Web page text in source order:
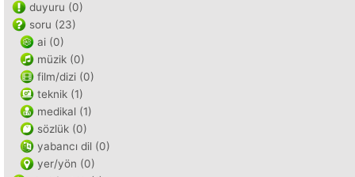
duyuru (0)
soru (23)
ai (0)
müzik (0)
film/dizi (0)
teknik (1)
medikal (1)
sözlük (0)
yabancı dil (0)
yer/yön (0)